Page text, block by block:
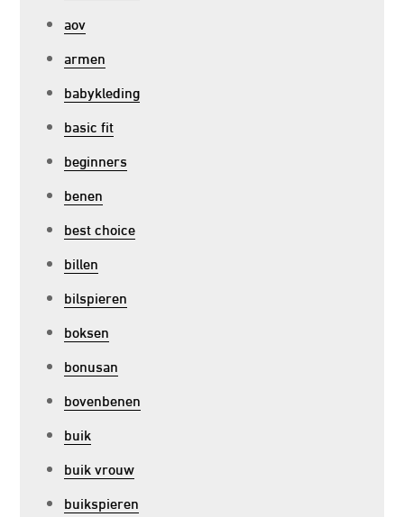
aov
armen
babykleding
basic fit
beginners
benen
best choice
billen
bilspieren
boksen
bonusan
bovenbenen
buik
buik vrouw
buikspieren